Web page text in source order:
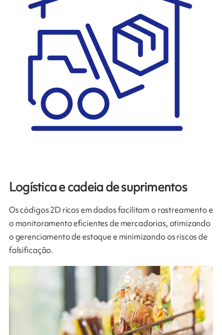
Logística e cadeia de suprimentos
Os códigos 2D ricos em dados facilitam o rastreamento e
o monitoramento eficientes de mercadorias, otimizando
o gerenciamento de estoque e minimizando os riscos de
falsificação.